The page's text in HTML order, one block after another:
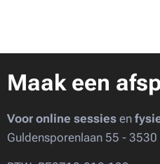
Maak een
Voor online sessies en
Guldensporenlaan 55 -